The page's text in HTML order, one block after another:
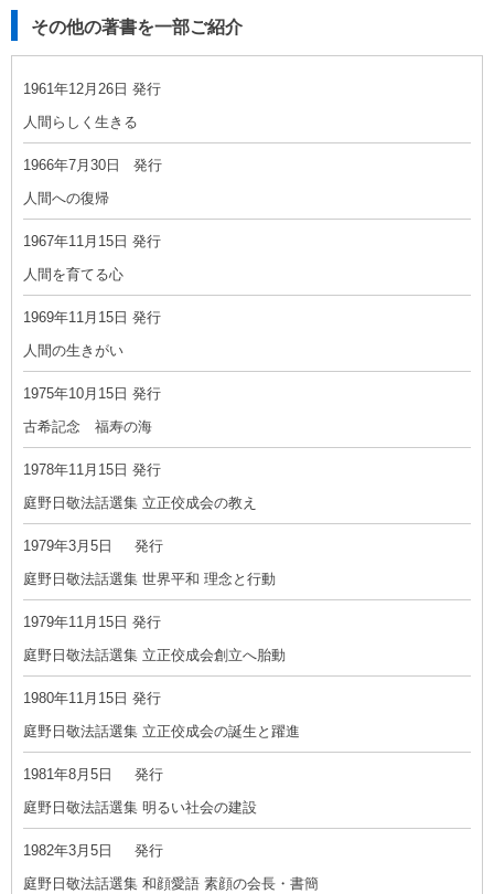
その他の著書を一部ご紹介
1961年12月26日 発行
人間らしく生きる
1966年7月30日 発行
人間への復帰
1967年11月15日 発行
人間を育てる心
1969年11月15日 発行
人間の生きがい
1975年10月15日 発行
古希記念 福寿の海
1978年11月15日 発行
庭野日敬法話選集 立正佼成会の教え
1979年3月5日 発行
庭野日敬法話選集 世界平和 理念と行動
1979年11月15日 発行
庭野日敬法話選集 立正佼成会創立へ胎動
1980年11月15日 発行
庭野日敬法話選集 立正佼成会の誕生と躍進
1981年8月5日 発行
庭野日敬法話選集 明るい社会の建設
1982年3月5日 発行
庭野日敬法話選集 和顔愛語 素顔の会長・書簡